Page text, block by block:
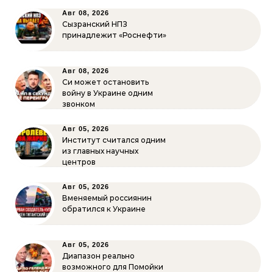
Авг 08, 2026
Сызранский НПЗ
принадлежит «Роснефти»
Авг 08, 2026
Си может остановить
войну в Украине одним
звонком
Авг 05, 2026
Институт считался одним
из главных научных
центров
Авг 05, 2026
Вменяемый россиянин
обратился к Украине
Авг 05, 2026
Диапазон реально
возможного для Помойки